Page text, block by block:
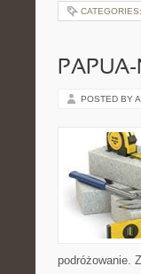
CATEGORIES:
POSTED BY
podróżowanie.